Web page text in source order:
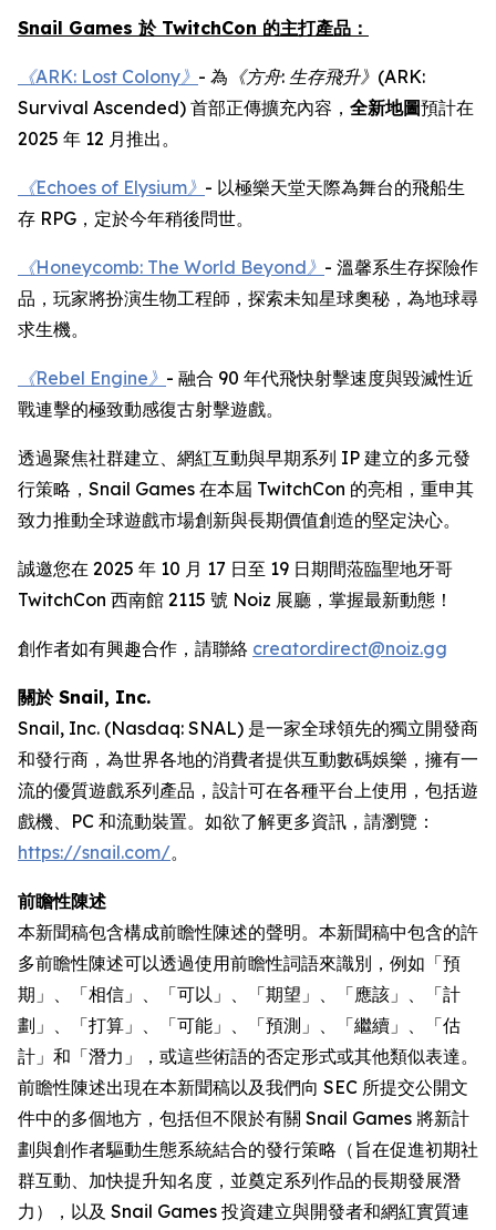
Snail Games 於 TwitchCon 的主打產品：
《ARK: Lost Colony》 - 為 《方舟: 生存飛升》 (ARK:
Survival Ascended) 首部正傳擴充內容， 全新地圖預計在
2025 年 12 月推出。
《Echoes of Elysium》 - 以極樂天堂天際為舞台的飛船生
存 RPG，定於今年稍後問世。
《Honeycomb: The World Beyond》 - 溫馨系生存探險作
品，玩家將扮演生物工程師，探索未知星球奧秘，為地球尋
求生機。
《Rebel Engine》 - 融合 90 年代飛快射擊速度與毀滅性近
戰連擊的極致動感復古射擊遊戲。
透過聚焦社群建立、網紅互動與早期系列 IP 建立的多元發
行策略，Snail Games 在本屆 TwitchCon 的亮相，重申其
致力推動全球遊戲市場創新與長期價值創造的堅定決心。
誠邀您在 2025 年 10 月 17 日至 19 日期間蒞臨聖地牙哥
TwitchCon 西南館 2115 號 Noiz 展廳，掌握最新動態！
創作者如有興趣合作，請聯絡 creatordirect@noiz.gg
關於 Snail, Inc.
Snail, Inc. (Nasdaq: SNAL) 是一家全球領先的獨立開發商
和發行商，為世界各地的消費者提供互動數碼娛樂，擁有一
流的優質遊戲系列產品，設計可在各種平台上使用，包括遊
戲機、PC 和流動裝置。如欲了解更多資訊，請瀏覽：
https://snail.com/。
前瞻性陳述
本新聞稿包含構成前瞻性陳述的聲明。本新聞稿中包含的許
多前瞻性陳述可以透過使用前瞻性詞語來識別，例如「預
期」、「相信」、「可以」、「期望」、「應該」、「計
劃」、「打算」、「可能」、「預測」、「繼續」、「估
計」和「潛力」，或這些術語的否定形式或其他類似表達。
前瞻性陳述出現在本新聞稿以及我們向 SEC 所提交公開文
件中的多個地方，包括但不限於有關 Snail Games 將新計
劃與創作者驅動生態系統結合的發行策略（旨在促進初期社
群互動、加快提升知名度，並奠定系列作品的長期發展潛
力），以及 Snail Games 投資建立與開發者和網紅實質連